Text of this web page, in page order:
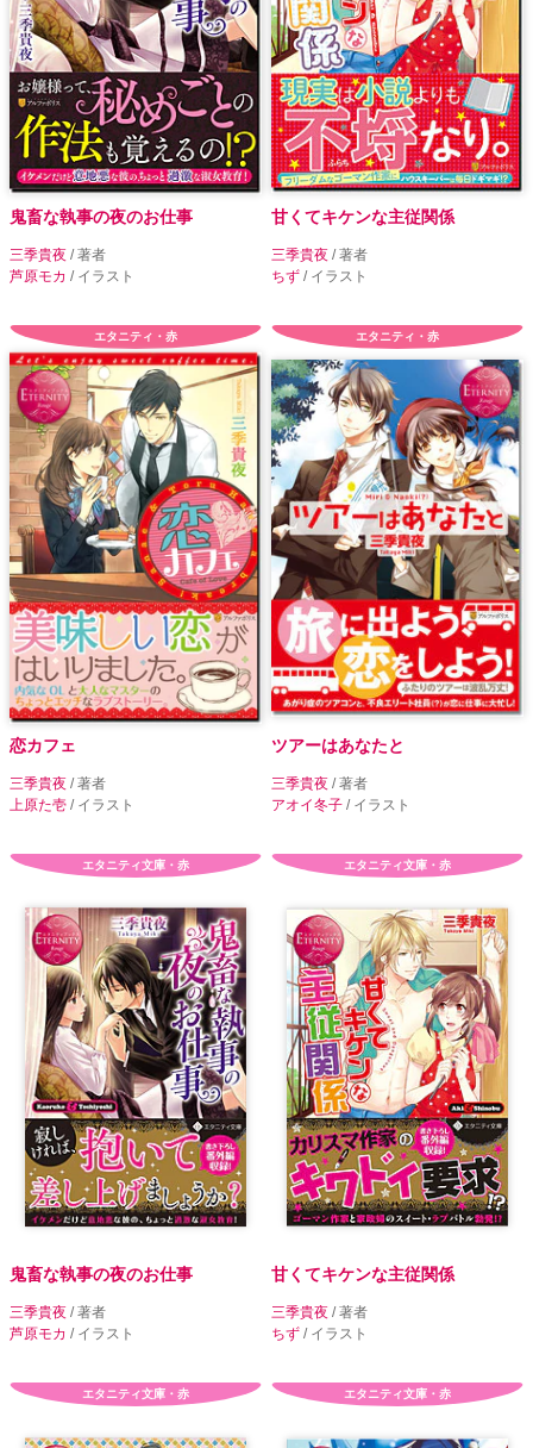
鬼畜な執事の夜のお仕事
三季貴夜 / 著者
芦原モカ / イラスト
甘くてキケンな主従関係
三季貴夜 / 著者
ちず / イラスト
エタニティ・赤
恋カフェ
三季貴夜 / 著者
上原た壱 / イラスト
エタニティ・赤
ツアーはあなたと
三季貴夜 / 著者
アオイ冬子 / イラスト
エタニティ文庫・赤
鬼畜な執事の夜のお仕事
三季貴夜 / 著者
芦原モカ / イラスト
エタニティ文庫・赤
甘くてキケンな主従関係
三季貴夜 / 著者
ちず / イラスト
エタニティ文庫・赤 エタニティ文庫・赤